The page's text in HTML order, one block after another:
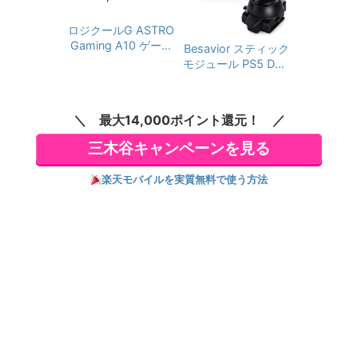
ロジクールG ASTRO
Gaming A10 ゲーミ
ク付き A10-PSGB 国
内正規品
Besavior スティック
モジュール PS5 Dual
対策 重さ調整可能 高
精度エイム 工具不要
はんだ付け不要 面倒
な設定不要 プラグア
ンドプレイ デュアル
最大14,000ポイント還元！
三木谷キャンペーンを見る
楽天モバイルを実質無料で使う方法